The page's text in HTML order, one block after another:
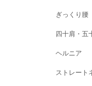
ぎっくり腰
四十肩・五
ヘルニア
ストレート